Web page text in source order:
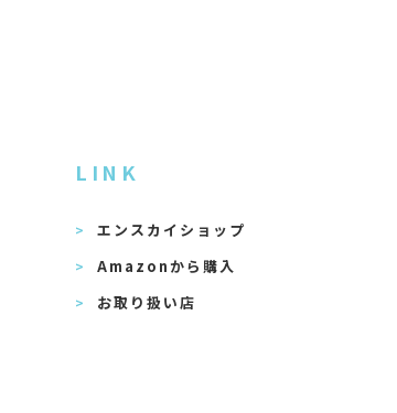
LINK
エンスカイショップ
Amazonから購入
お取り扱い店